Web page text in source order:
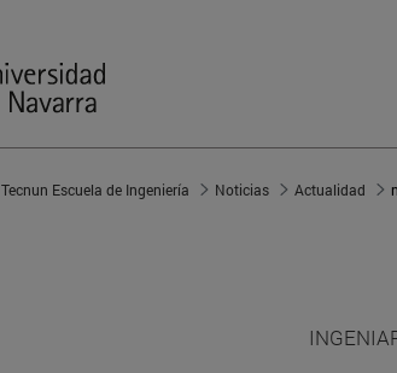
Tecnun Escuela de Ingeniería Noticias Actualidad